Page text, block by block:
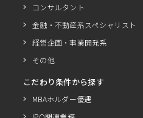
コンサルタント
金融・不動産系スペシャリスト
経営企画・事業開発系
その他
こだわり条件から探す
MBAホルダー優遇